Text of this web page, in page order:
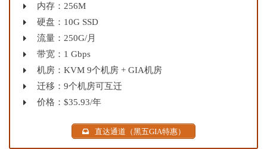
内存：256M
硬盘：10G SSD
流量：250G/月
带宽：1 Gbps
机房：KVM 9个机房 + GIA机房
迁移：9个机房可互迁
价格：$35.93/年
直达通道（黑五GIA特惠）